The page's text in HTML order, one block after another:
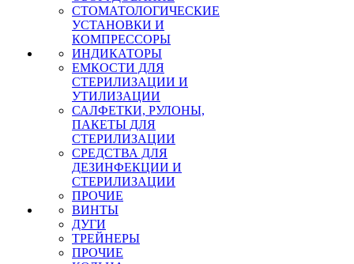
СТОМАТОЛОГИЧЕСКИЕ
УСТАНОВКИ И
КОМПРЕССОРЫ
ИНДИКАТОРЫ
ЕМКОСТИ ДЛЯ
СТЕРИЛИЗАЦИИ И
УТИЛИЗАЦИИ
САЛФЕТКИ, РУЛОНЫ,
ПАКЕТЫ ДЛЯ
СТЕРИЛИЗАЦИИ
СРЕДСТВА ДЛЯ
ДЕЗИНФЕКЦИИ И
СТЕРИЛИЗАЦИИ
ПРОЧИЕ
ВИНТЫ
ДУГИ
ТРЕЙНЕРЫ
ПРОЧИЕ